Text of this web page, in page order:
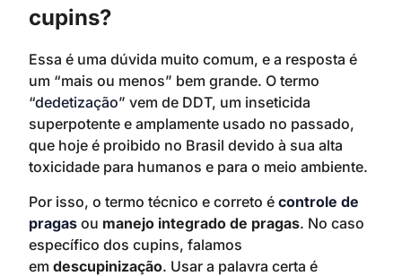
cupins?
Essa é uma dúvida muito comum, e a resposta é
um “mais ou menos” bem grande. O termo
“dedetização” vem de DDT, um inseticida
superpotente e amplamente usado no passado,
que hoje é proibido no Brasil devido à sua alta
toxicidade para humanos e para o meio ambiente.
Por isso, o termo técnico e correto é controle de
pragas ou manejo integrado de pragas. No caso
específico dos cupins, falamos
em descupinização. Usar a palavra certa é